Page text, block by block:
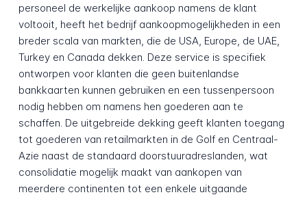
personeel de werkelijke aankoop namens de klant
voltooit, heeft het bedrijf aankoopmogelij­kheden in een
breder scala van markten, die de USA, Europe, de UAE,
Turkey en Canada dekken. Deze service is specifiek
ontworpen voor klanten die geen buitenlandse
bankkaarten kunnen gebruiken en een tussenper­soon
nodig hebben om namens hen goederen aan te
schaffen. De uitgebreide dekking geeft klanten toegang
tot goederen van retail­markten in de Golf en Centraal-
Azie naast de standaard doorstuur­adres­landen, wat
consolidatie mogelijk maakt van aankopen van
meerdere continenten tot een enkele uitgaande